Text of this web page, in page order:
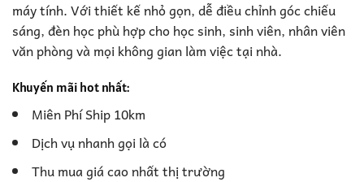
máy tính. Với thiết kế nhỏ gọn, dễ điều chỉnh góc chiếu
sáng, đèn học phù hợp cho học sinh, sinh viên, nhân viên
văn phòng và mọi không gian làm việc tại nhà.
Khuyến mãi hot nhất:
Miên Phí Ship 10km
Dịch vụ nhanh gọi là có
Thu mua giá cao nhất thị trường